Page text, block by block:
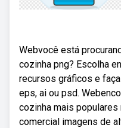
Webvocê está
cozinha png? Escolha
recursos gráficos e
eps, ai ou psd.
cozinha mais
comercial imagens de